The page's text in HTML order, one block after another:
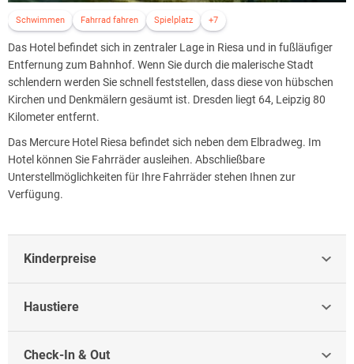
Schwimmen Fahrrad fahren Spielplatz +7
Das Hotel befindet sich in zentraler Lage in Riesa und in fußläufiger
Entfernung zum Bahnhof. Wenn Sie durch die malerische Stadt
schlendern werden Sie schnell feststellen, dass diese von hübschen
Kirchen und Denkmälern gesäumt ist. Dresden liegt 64, Leipzig 80
Kilometer entfernt.
Das Mercure Hotel Riesa befindet sich neben dem Elbradweg. Im
Hotel können Sie Fahrräder ausleihen. Abschließbare
Unterstellmöglichkeiten für Ihre Fahrräder stehen Ihnen zur
Verfügung.
Kinderpreise
Haustiere
Check-In & Out